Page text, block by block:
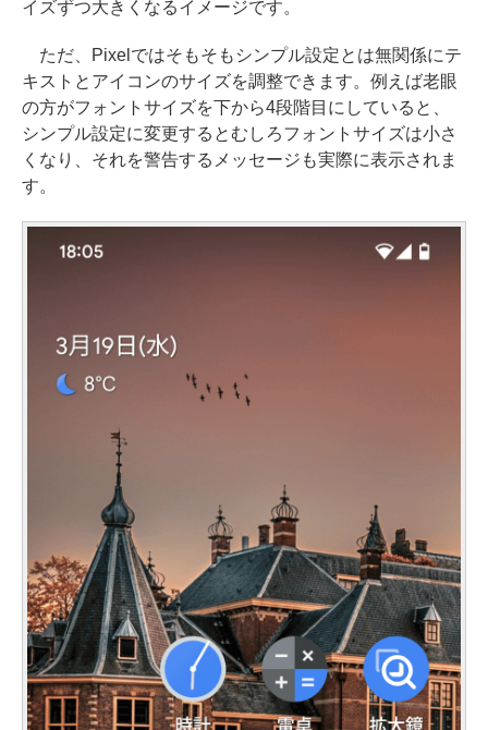
イズずつ大きくなるイメージです。
ただ、Pixelではそもそもシンプル設定とは無関係にテ
キストとアイコンのサイズを調整できます。例えば老眼
の方がフォントサイズを下から4段階目にしていると、
シンプル設定に変更するとむしろフォントサイズは小さ
くなり、それを警告するメッセージも実際に表示されま
す。